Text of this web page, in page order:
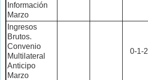
Información
Marzo
Ingresos
Brutos.
Convenio
Multilateral
Anticipo
Marzo
0-1-2